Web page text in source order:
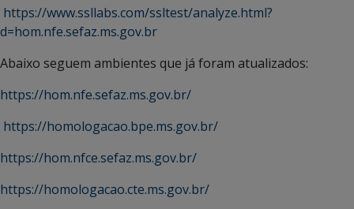
https://www.ssllabs.com/ssltest/analyze.html?
d=hom.nfe.sefaz.ms.gov.br
Abaixo seguem ambientes que já foram atualizados:
https://hom.nfe.sefaz.ms.gov.br/
https://homologacao.bpe.ms.gov.br/
https://hom.nfce.sefaz.ms.gov.br/
https://homologacao.cte.ms.gov.br/